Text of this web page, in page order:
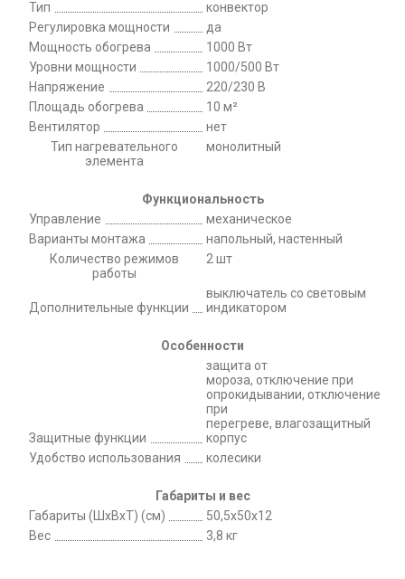
Тип
конвектор
Регулировка мощности
да
Мощность обогрева
1000 Вт
Уровни мощности
1000/500 Вт
Напряжение
220/230 В
Площадь обогрева
10 м²
Вентилятор
нет
Тип нагревательного
элемента
монолитный
Функциональность
Управление
механическое
Варианты монтажа
напольный, настенный
Количество режимов
работы
2 шт
Дополнительные функции
выключатель со световым
индикатором
Особенности
Защитные функции
защита от
мороза, отключение при
опрокидывании, отключение
при
перегреве, влагозащитный
корпус
Удобство использования
колесики
Габариты и вес
Габариты (ШхВхТ) (см)
50,5х50х12
Вес
3,8 кг